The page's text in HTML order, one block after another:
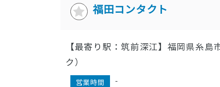
福田コンタクト
【最寄り駅：筑前深江】福岡県糸
ク）
営業時間 -